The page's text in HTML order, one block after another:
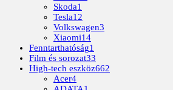
Skoda1
Tesla12
Volkswagen3
Xiaomi14
Fenntarthatóság1
Film és sorozat33
High-tech eszköz662
Acer4